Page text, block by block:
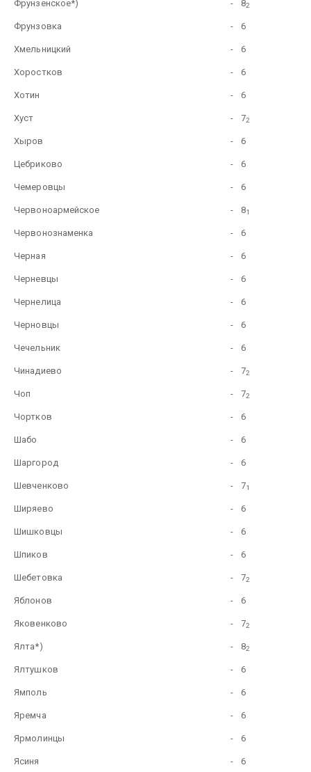
Фрунзенское*) - 82
Фрунзовка - 6
Хмельницкий - 6
Хоростков - 6
Хотин - 6
Хуст - 72
Хыров - 6
Цебриково - 6
Чемеровцы - 6
Червоноармейское - 81
Червонознаменка - 6
Черная - 6
Черневцы - 6
Чернелица - 6
Черновцы - 6
Чечельник - 6
Чинадиево - 72
Чоп - 72
Чортков - 6
Шабо - 6
Шаргород - 6
Шевченково - 71
Ширяево - 6
Шишковцы - 6
Шпиков - 6
Шебетовка - 72
Яблонов - 6
Яковенково - 72
Ялта*) - 82
Ялтушков - 6
Ямполь - 6
Яремча - 6
Ярмолинцы - 6
Ясиня - 6